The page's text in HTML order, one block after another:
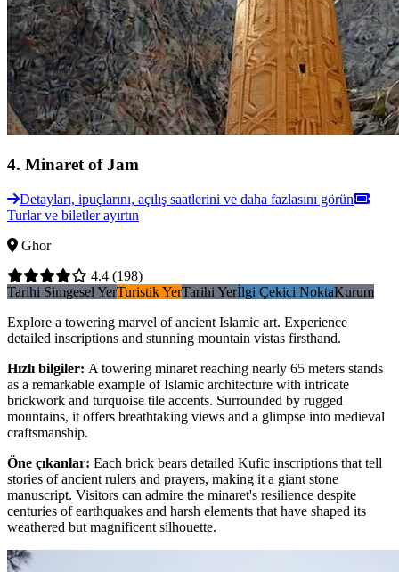
4. Minaret of Jam
Detayları, ipuçlarını, açılış saatlerini ve daha fazlasını görün
Turlar ve biletler ayırtın
Ghor
4.4 (198)
Tarihi Simgesel YerTuristik YerTarihi Yerİlgi Çekici NoktaKurum
Explore a towering marvel of ancient Islamic art. Experience
detailed inscriptions and stunning mountain vistas firsthand.
Hızlı bilgiler: A towering minaret reaching nearly 65 meters stands
as a remarkable example of Islamic architecture with intricate
brickwork and turquoise tile accents. Surrounded by rugged
mountains, it offers breathtaking views and a glimpse into medieval
craftsmanship.
Öne çıkanlar: Each brick bears detailed Kufic inscriptions that tell
stories of ancient rulers and prayers, making it a giant stone
manuscript. Visitors can admire the minaret's resilience despite
centuries of earthquakes and harsh elements that have shaped its
weathered but magnificent silhouette.